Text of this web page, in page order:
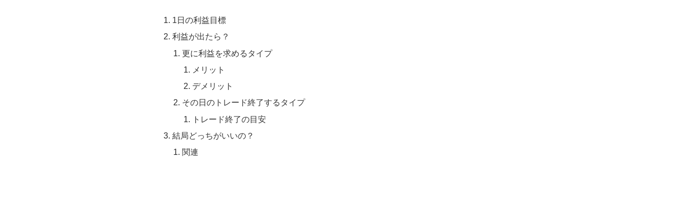
1日の利益目標
利益が出たら？
更に利益を求めるタイプ
メリット
デメリット
その日のトレード終了するタイプ
トレード終了の目安
結局どっちがいいの？
関連